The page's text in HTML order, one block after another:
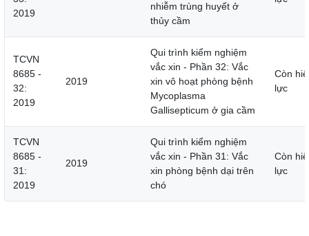
2019
nhiễm trùng huyết ở
thủy cầm
TCVN
8685 -
32:
2019
2019
Qui trình kiểm nghiệm
vắc xin - Phần 32: Vắc
xin vô hoạt phòng bệnh
Mycoplasma
Gallisepticum ở gia cầm
Còn
lực
TCVN
8685 -
31:
2019
2019
Qui trình kiểm nghiệm
vắc xin - Phần 31: Vắc
xin phòng bệnh dại trên
chó
Còn
lực